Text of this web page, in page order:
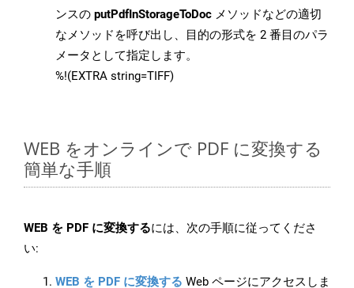
ンスの putPdfInStorageToDoc メソッドなどの適切
なメソッドを呼び出し、目的の形式を 2 番目のパラ
メータとして指定します。
%!(EXTRA string=TIFF)
WEB をオンラインで PDF に変換する
簡単な手順
WEB を PDF に変換するには、次の手順に従ってくださ
い:
WEB を PDF に変換する Web ページにアクセスしま